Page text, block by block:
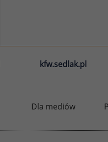
kfw.sedlak.pl
Dla mediów